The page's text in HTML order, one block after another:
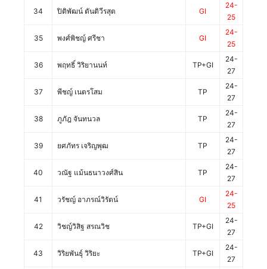
34 ปิติพัฒน์ ตันติวีรสุต GI
24-
25
35 พงศ์พิชญ์ ศรีชา GI
24-
25
36 พฤทธิ์ วิริยานนท์ TP+GI
24-
27
37 พีชญ์ เนตรโสม TP
24-
27
38 ภูภัฎ จันทนวล TP
24-
27
39 ยศภัทร เจริญพุฒ TP
24-
27
40 วณัฐ แม้นธนาวงศ์สิน TP
24-
27
41 วรัชญ์ อาภรณ์วิรัตน์ GI
24-
25
42 วิชญ์วิสิฐ สรณวิช TP+GI
24-
27
43 วิริยพันธุ์ วิริยะ TP+GI
24-
27